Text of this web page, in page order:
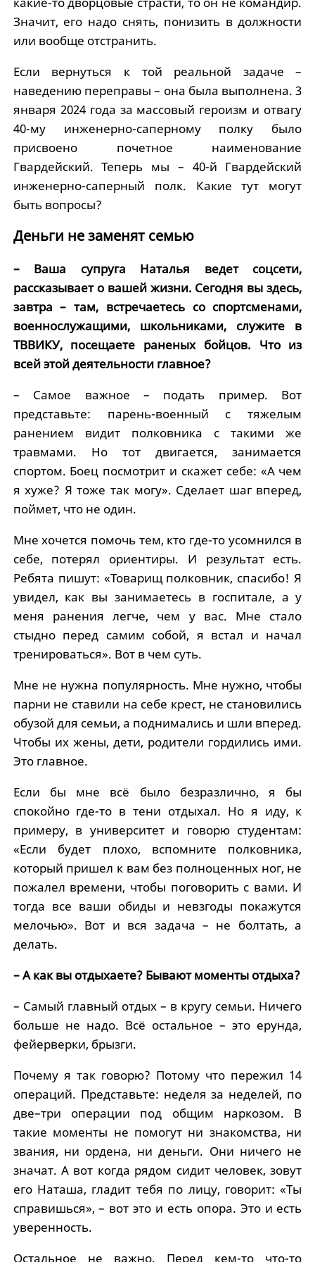
Значит, его надо снять, понизить в должности
или вообще отстранить.
Если вернуться к той реальной задаче –
наведению переправы – она была выполнена. 3
января 2024 года за массовый героизм и отвагу
40-му инженерно-саперному полку было
присвоено почетное наименование
Гвардейский. Теперь мы – 40-й Гвардейский
инженерно-саперный полк. Какие тут могут
быть вопросы?
Деньги не заменят семью
– Ваша супруга Наталья ведет соцсети,
рассказывает о вашей жизни. Сегодня вы здесь,
завтра – там, встречаетесь со спортсменами,
военнослужащими, школьниками, служите в
ТВВИКУ, посещаете раненых бойцов. Что из
всей этой деятельности главное?
– Самое важное – подать пример. Вот
представьте: парень-военный с тяжелым
ранением видит полковника с такими же
травмами. Но тот двигается, занимается
спортом. Боец посмотрит и скажет себе: «А чем
я хуже? Я тоже так могу». Сделает шаг вперед,
поймет, что не один.
Мне хочется помочь тем, кто где-то усомнился в
себе, потерял ориентиры. И результат есть.
Ребята пишут: «Товарищ полковник, спасибо! Я
увидел, как вы занимаетесь в госпитале, а у
меня ранения легче, чем у вас. Мне стало
стыдно перед самим собой, я встал и начал
тренироваться». Вот в чем суть.
Мне не нужна популярность. Мне нужно, чтобы
парни не ставили на себе крест, не становились
обузой для семьи, а поднимались и шли вперед.
Чтобы их жены, дети, родители гордились ими.
Это главное.
Если бы мне всё было безразлично, я бы
спокойно где-то в тени отдыхал. Но я иду, к
примеру, в университет и говорю студентам:
«Если будет плохо, вспомните полковника,
который пришел к вам без полноценных ног, не
пожалел времени, чтобы поговорить с вами. И
тогда все ваши обиды и невзгоды покажутся
мелочью». Вот и вся задача – не болтать, а
делать.
– А как вы отдыхаете? Бывают моменты отдыха?
– Самый главный отдых – в кругу семьи. Ничего
больше не надо. Всё остальное – это ерунда,
фейерверки, брызги.
Почему я так говорю? Потому что пережил 14
операций. Представьте: неделя за неделей, по
две–три операции под общим наркозом. В
такие моменты не помогут ни знакомства, ни
звания, ни ордена, ни деньги. Они ничего не
значат. А вот когда рядом сидит человек, зовут
его Наташа, гладит тебя по лицу, говорит: «Ты
справишься», – вот это и есть опора. Это и есть
уверенность.
Остальное не важно. Перед кем-то что-то